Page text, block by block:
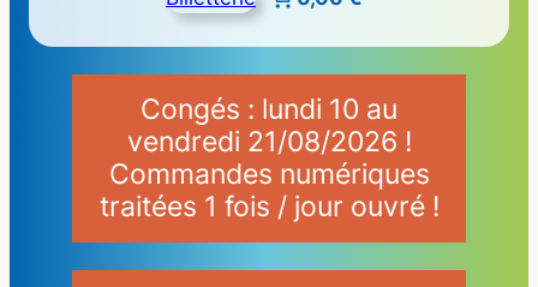
Congés : lundi 10 au
vendredi 21/08/2026 !
Commandes numériques
traitées 1 fois / jour ouvré !